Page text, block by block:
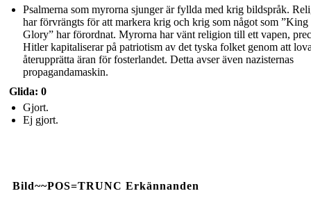
Psalmerna som myrorna sjunger är fyllda med krig bildspråk.
har förvrängts för att markera krig och krig som något som ”King
Glory” har förordnat. Myrorna har vänt religion till ett vapen,
Hitler kapitaliserar på patriotism av det tyska folket genom att
återupprätta äran för fosterlandet. Detta avser även nazisternas
propagandamaskin.
Glida: 0
Gjort.
Ej gjort.
Bild~~POS=TRUNC Erkännanden